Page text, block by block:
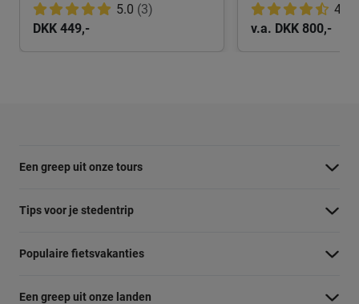
5.0 (3)
DKK 449,-
4.8
v.a. DKK 800,-
Een greep uit onze tours
Barcelona Panorama tour
Dublin fietstour
Kaapstad Township tour
Tips voor je stedentrip
Wat te doen in Amsterdam
Populaire fietsvakanties
Fietsvakantie Duitsland
Een greep uit onze landen